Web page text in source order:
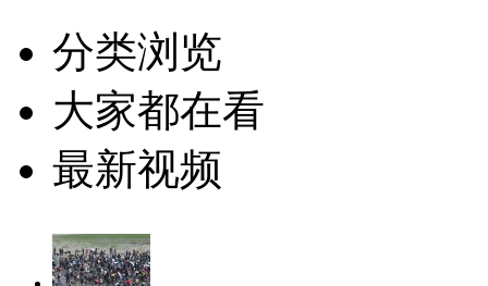
分类浏览
大家都在看
最新视频